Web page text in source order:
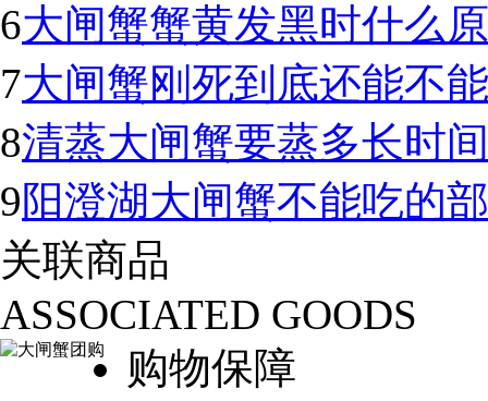
6大闸蟹蟹黄发黑时什么
7大闸蟹刚死到底还能不
8清蒸大闸蟹要蒸多长时
9阳澄湖大闸蟹不能吃的
关联商品
ASSOCIATED GOODS
购物保障